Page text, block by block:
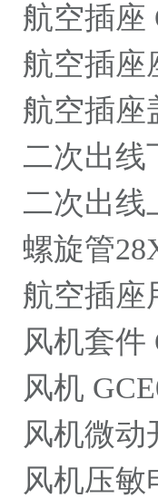
航空插座
航空插座
航空插座
二次出线
二次出线
螺旋管
航空插座
风机套件
风机
风机微动
风机压敏